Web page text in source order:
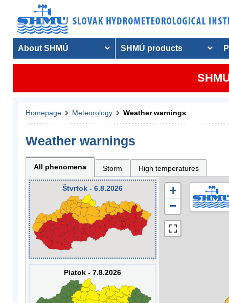
About SHMÚ SHMÚ products
Homepage Meteorology Weather warnings
Weather warnings
All phenomena Storm High temperatures
Štvrtok - 6.8.2026
Piatok - 7.8.2026
+
−